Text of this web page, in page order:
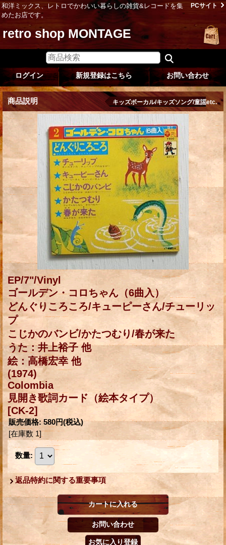
和洋ミックス、レトロでかわいい暮らしの雑貨&レコードを集
めたお店です。
PCサイト
retro shop MONTAGE
ログイン 新規登録はこちら お問い合わせ
商品説明 キッズボーカル/キッズソング/童謡etc.
EP/7"/Vinyl
ゴールデン・コロちゃん（6曲入）
どんぐりころころ/キューピーさん/チューリッ
プ
こじかのバンビ/かたつむり/春が来た
うた：井上裕子 他
絵：高橋宏幸 他
(1974)
Colombia
見開き歌詞カード（絵本タイプ）
[CK-2]
販売価格: 580円(税込)
[在庫数 1]
数量:
返品特約に関する重要事項